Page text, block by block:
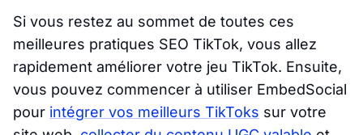
Si vous restez au sommet de toutes ces
meilleures pratiques SEO TikTok, vous allez
rapidement améliorer votre jeu TikTok. Ensuite,
vous pouvez commencer à utiliser EmbedSocial
pour intégrer vos meilleurs TikToks sur votre